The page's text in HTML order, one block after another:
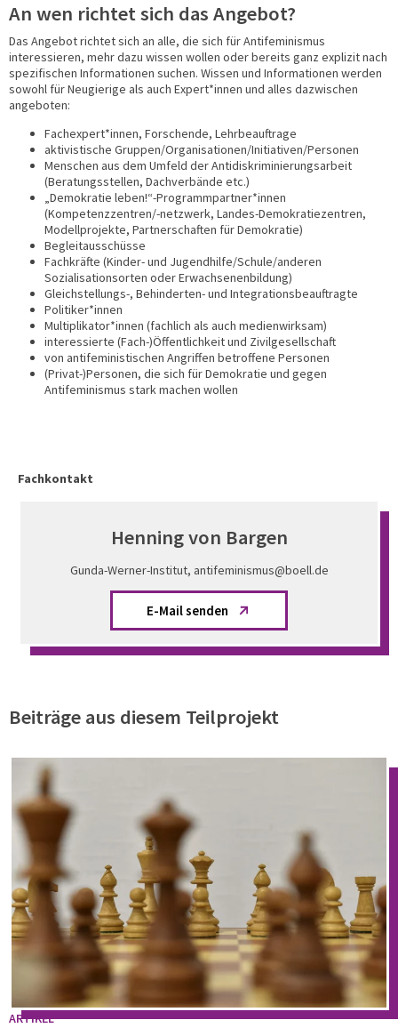
An wen richtet sich das Angebot?
Das Angebot richtet sich an alle, die sich für Antifeminismus
interessieren, mehr dazu wissen wollen oder bereits ganz explizit nach
spezifischen Informationen suchen. Wissen und Informationen werden
sowohl für Neugierige als auch Expert*innen und alles dazwischen
angeboten:
Fachexpert*innen, Forschende, Lehrbeauftrage
aktivistische Gruppen/Organisationen/Initiativen/Personen
Menschen aus dem Umfeld der Antidiskriminierungsarbeit
(Beratungsstellen, Dachverbände etc.)
„Demokratie leben!“-Programmpartner*innen
(Kompetenzzentren/-netzwerk, Landes-Demokratiezentren,
Modellprojekte, Partnerschaften für Demokratie)
Begleitausschüsse
Fachkräfte (Kinder- und Jugendhilfe/Schule/anderen
Sozialisationsorten oder Erwachsenenbildung)
Gleichstellungs-, Behinderten- und Integrationsbeauftragte
Politiker*innen
Multiplikator*innen (fachlich als auch medienwirksam)
interessierte (Fach-)Öffentlichkeit und Zivilgesellschaft
von antifeministischen Angriffen betroffene Personen
(Privat-)Personen, die sich für Demokratie und gegen
Antifeminismus stark machen wollen
Fachkontakt
Henning von Bargen
Gunda-Werner-Institut, antifeminismus@boell.de
E-Mail senden
Beiträge aus diesem Teilprojekt
ARTIKEL